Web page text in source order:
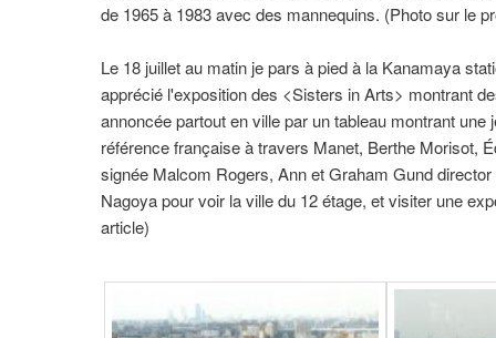
de 1965 à 1983 avec des mannequins. (Photo sur le
Le 18 juillet au matin je pars à pied à la Kanamaya
apprécié l'exposition des <Sisters in Arts> montrant
annoncée partout en ville par un tableau montrant
référence française à travers Manet, Berthe Morisot,
signée Malcom Rogers, Ann et Graham Gund
Nagoya pour voir la ville du 12 étage, et visiter une
article)